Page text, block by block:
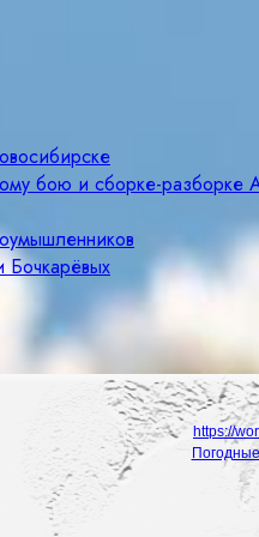
бою и сборке-разборке
Бочкарёвых
https://